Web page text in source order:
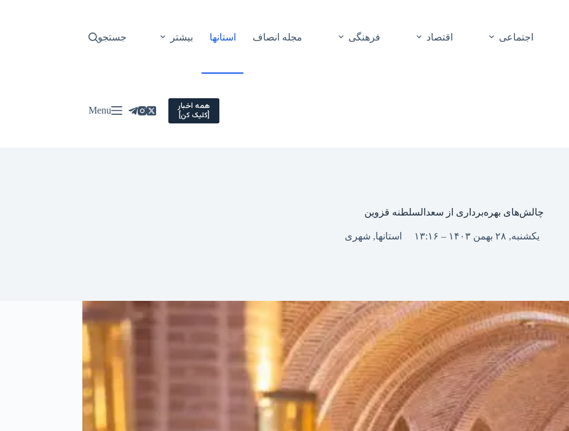
اجتماعی اقتصاد فرهنگی مجله انصاف استانها بیشتر جستجو
همه اخبار
[کلیک کن] Menu
چالش‌های بهره‌برداری از سعدالسلطنه قزوین
یکشنبه, ۲۸ بهمن ۱۴۰۳ – ۱۳:۱۶ استانها, شهری